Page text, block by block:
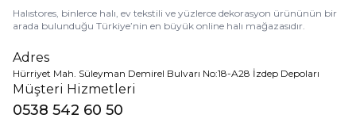
Halıstores, binlerce halı, ev tekstili ve yüzlerce dekorasyon ürününün bir
arada bulunduğu Türkiye’nin en büyük online halı mağazasıdır.
Adres
Hürriyet Mah. Süleyman Demirel Bulvarı No:18-A28 İzdep Depoları
Müşteri Hizmetleri
0538 542 60 50